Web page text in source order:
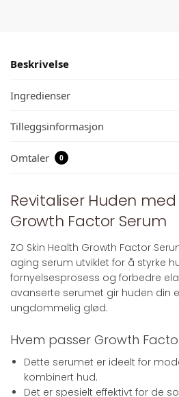
Beskrivelse
Ingredienser
Tilleggsinformasjon
Omtaler 0
Revitaliser Huden med
Growth Factor Serum
ZO Skin Health Growth Factor
aging serum utviklet for å styrke
fornyelsesprosess og forbedre
avanserte serumet gir huden din
ungdommelig glød.
Hvem passer Growth
Dette serumet er ideelt for
kombinert hud.
Det er spesielt effektivt for de